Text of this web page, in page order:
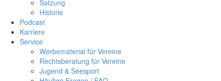
Satzung
Historie
Podcast
Karriere
Service
Werbematerial für Vereine
Rechtsberatung für Vereine
Jugend & Seesport